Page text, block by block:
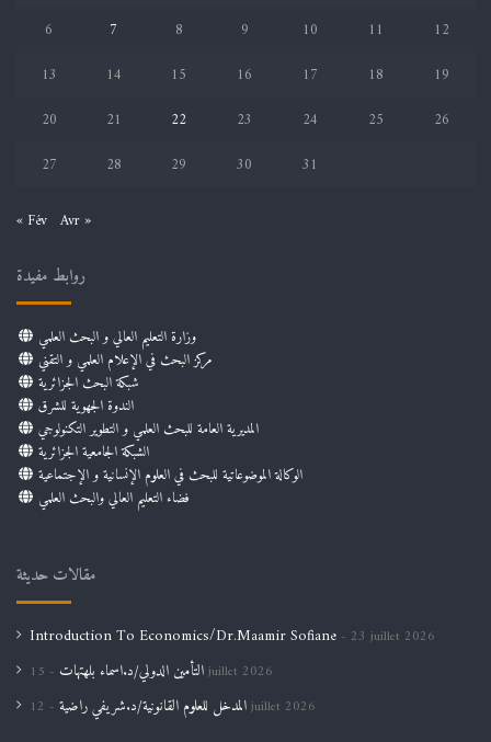
6
7 8 9 10 11
12
13
14 15 16 17 18
19
20
21 22 23 24 25
26
27
28 29 30 31
« Fév Avr »
روابط مفيدة
وزارة التعليم العالي و البحث العلمي
مركز البحث في الإعلام العلمي و التقني
شبكة البحث الجزائرية
الندوة الجهوية للشرق
المديرية العامة للبحث العلمي و التطوير التكنولوجي
الشبكة الجامعية الجزائرية
الوكالة الموضوعاتية للبحث في العلوم الإنسانية و الإجتماعية
فضاء التعليم العالي والبحث العلمي
مقالات حديثة
Introduction To Economics/Dr.Maamir Sofiane 23 juillet 2026
التأمين الدولي/د.اسماء بلهتهات15 juillet 2026
المدخل للعلوم القانونية/د.شريفي راضية12 juillet 2026